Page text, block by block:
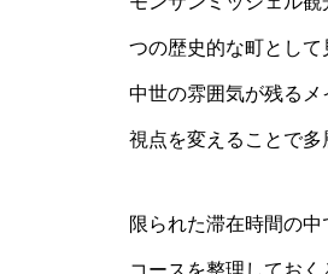
つの歴史的な町として
中世の雰囲気が残るメ
視点を変えることで多
限られた滞在時間の